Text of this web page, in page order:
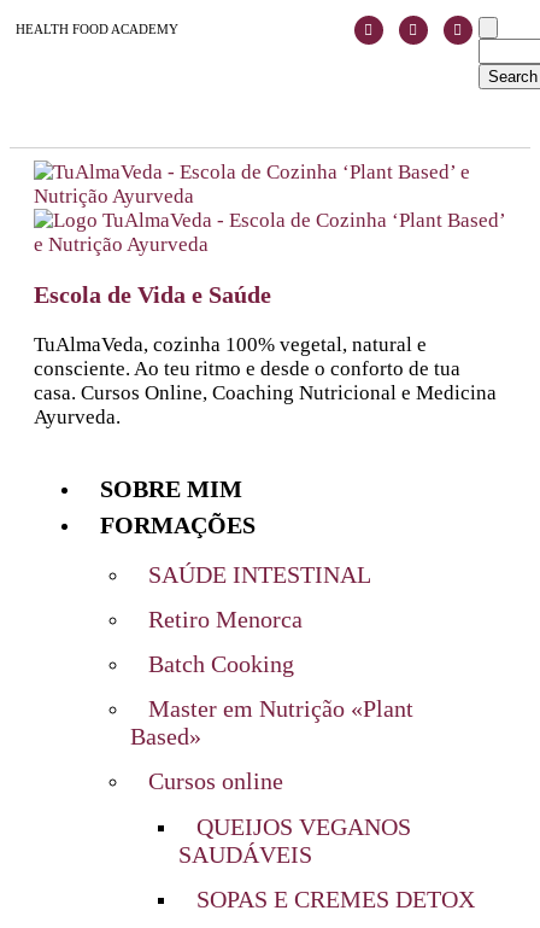
HEALTH FOOD ACADEMY
Escola de Vida e Saúde
TuAlmaVeda, cozinha 100% vegetal, natural e
consciente. Ao teu ritmo e desde o conforto de tua
casa. Cursos Online, Coaching Nutricional e Medicina
Ayurveda.
SOBRE MIM
FORMAÇÕES
SAÚDE INTESTINAL
Retiro Menorca
Batch Cooking
Master em Nutrição «Plant
Based»
Cursos online
QUEIJOS VEGANOS
SAUDÁVEIS
SOPAS E CREMES DETOX